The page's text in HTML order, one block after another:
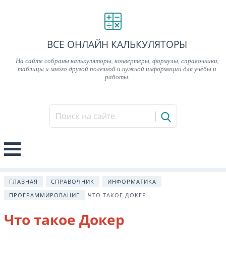
ВСЕ ОНЛАЙН КАЛЬКУЛЯТОРЫ
На сайте собраны калькуляторы, конвертеры, формулы, справочники,
таблицы и много другой полезной и нужной информации для учёбы и
работы.
ГЛАВНАЯ СПРАВОЧНИК
ИНФОРМАТИКА
ПРОГРАММИРОВАНИЕ
ЧТО ТАКОЕ ДОКЕР
Что такое Докер